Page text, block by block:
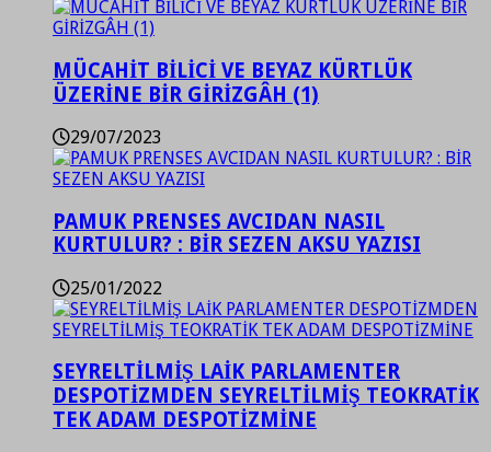
MÜCAHİT BİLİCİ VE BEYAZ KÜRTLÜK
ÜZERİNE BİR GİRİZGÂH (1)
29/07/2023
PAMUK PRENSES AVCIDAN NASIL
KURTULUR? : BİR SEZEN AKSU YAZISI
25/01/2022
SEYRELTİLMİŞ LAİK PARLAMENTER
DESPOTİZMDEN SEYRELTİLMİŞ TEOKRATİK
TEK ADAM DESPOTİZMİNE